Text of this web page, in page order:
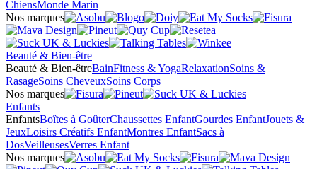
ChiensMonde Marin
Nos marques
Beauté & Bien-être
Beauté & Bien-êtreBainFitness & YogaRelaxationSoins &
RasageSoins CheveuxSoins Corps
Nos marques
Enfants
EnfantsBoîtes à GoûterChaussettes EnfantGourdes EnfantJouets &
JeuxLoisirs Créatifs EnfantMontres EnfantSacs à
DosVeilleusesVerres Enfant
Nos marques